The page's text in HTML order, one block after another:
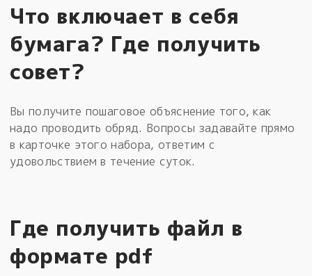
Что включает в себя
бумага? Где получить
совет?
Вы получите пошаговое объяснение того, как
надо проводить обряд. Вопросы задавайте прямо
в карточке этого набора, ответим с
удовольствием в течение суток.
Где получить файл в
формате pdf